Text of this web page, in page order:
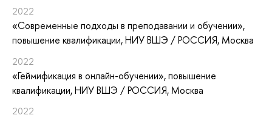
2022
«Современные подходы в преподавании и обучении»,
повышение квалификации, НИУ ВШЭ / РОССИЯ, Москва
2022
«Геймификация в онлайн-обучении», повышение
квалификации, НИУ ВШЭ / РОССИЯ, Москва
2022